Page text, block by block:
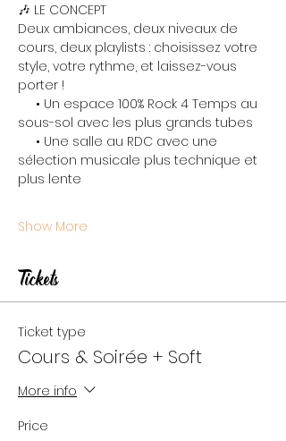
🎶 LE CONCEPT
Deux ambiances, deux niveaux de
cours, deux playlists : choisissez votre
style, votre rythme, et laissez-vous
porter !
• Un espace 100% Rock 4 Temps au
sous-sol avec les plus grands tubes
• Une salle au RDC avec une
sélection musicale plus technique et
plus lente
Show More
Tickets
Ticket type
Cours & Soirée + Soft
More info
Price